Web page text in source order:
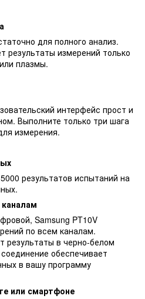
для полного анализ.
результаты измерений только
плазмы.
интерфейс прост и
Выполните только три шага
измерения.
результатов испытаний на
Samsung PT10V
по всем каналам.
результаты в черно-белом
обеспечивает
в вашу программу
или смартфоне